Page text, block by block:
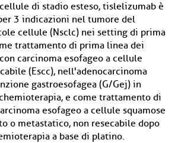
di stadio esteso, tislelizumab è
3 indicazioni nel tumore del
cellule (Nsclc) nei setting di prima
trattamento di prima linea dei
carcinoma esofageo a cellule
(Escc), nell'adenocarcinoma
gastroesofagea (G/Gej) in
e come trattamento di
esofageo a cellule squamose
o metastatico, non resecabile dopo
a base di platino.